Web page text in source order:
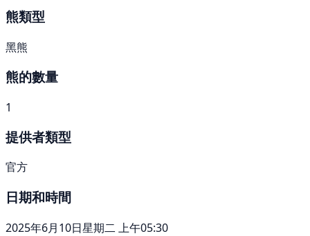
熊類型
黑熊
熊的數量
1
提供者類型
官方
日期和時間
2025年6月10日星期二 上午05:30